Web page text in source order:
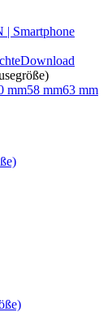
| Smartphone
Download
mm58 mm63 mm